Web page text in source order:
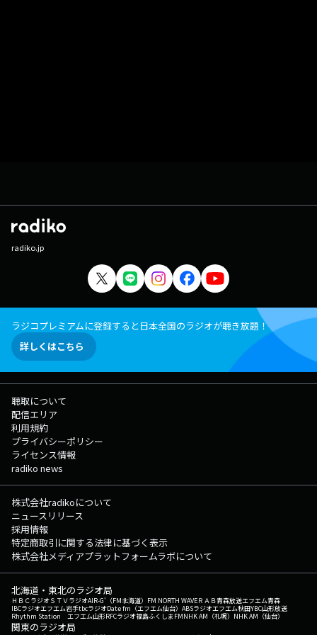
radiko.jp
ラジコプレミアムに登録すると日本全国のラジオが聴き放題！
詳しくはこちら
聴取について
配信エリア
利用規約
プライバシーポリシー
ライセンス情報
radiko news
株式会社radikoについて
ニュースリリース
採用情報
特定商取引に関する法律に基づく表示
株式会社メディアプラットフォームラボについて
北海道・東北のラジオ局
ＨＢＣラジオＳＴＶラジオAIR-G'（FM北海道） FM NORTH WAVEＲＡＢ青森放送エフエム青森
IBCラジオエフエム岩手tbcラジオDate fm（エフエム仙台） ABSラジオエフエム秋田YBC山形放送
Rhythm Station エフエム山形RFCラジオ福島ふくしまFMNHK AM（札幌） NHK AM（仙台）
関東のラジオ局